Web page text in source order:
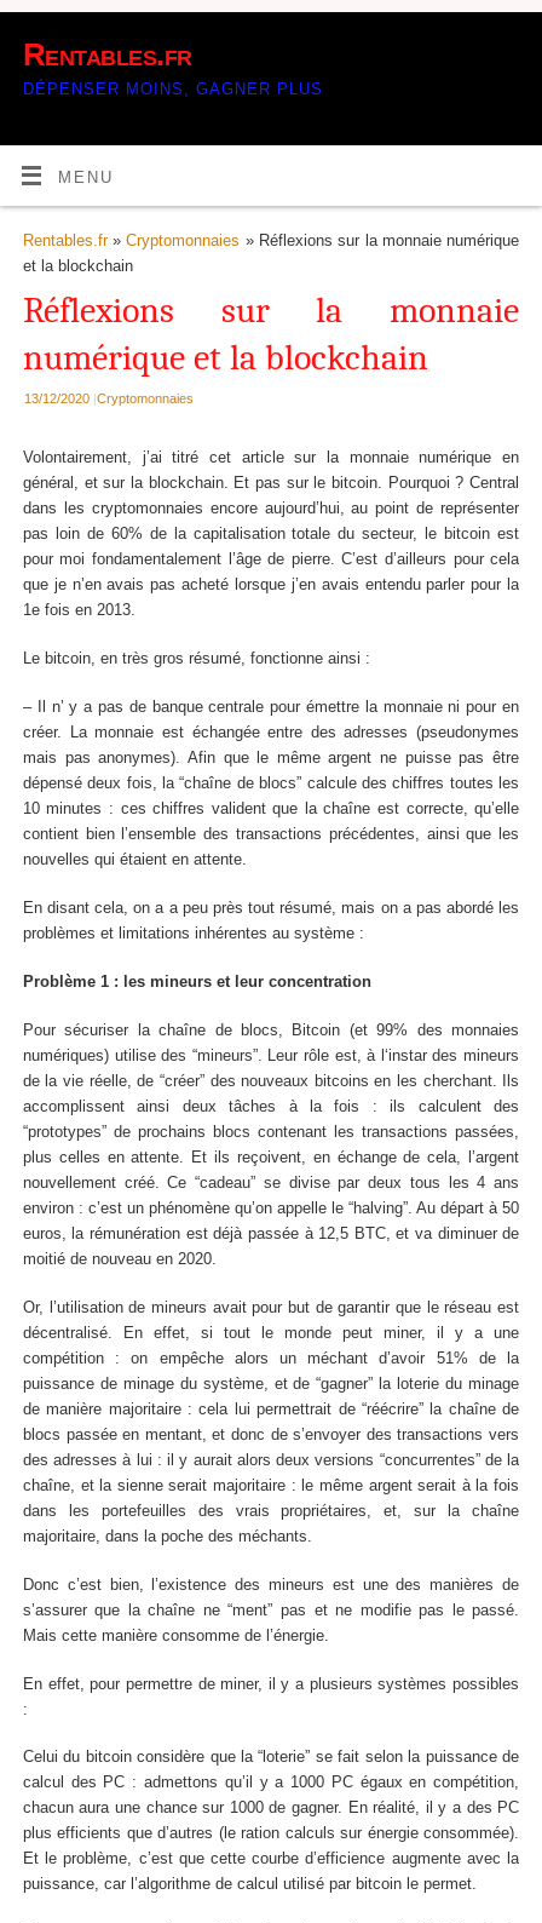
Rentables.fr
DÉPENSER MOINS, GAGNER PLUS
MENU
Rentables.fr»Cryptomonnaies » Réflexions sur la monnaie numérique
et la blockchain
Réflexions sur la monnaie
numérique et la blockchain
13/12/2020 |Cryptomonnaies
Volontairement, j’ai titré cet article sur la monnaie numérique en
général, et sur la blockchain. Et pas sur le bitcoin. Pourquoi ? Central
dans les cryptomonnaies encore aujourd’hui, au point de représenter
pas loin de 60% de la capitalisation totale du secteur, le bitcoin est
pour moi fondamentalement l’âge de pierre. C’est d’ailleurs pour cela
que je n’en avais pas acheté lorsque j’en avais entendu parler pour la
1e fois en 2013.
Le bitcoin, en très gros résumé, fonctionne ainsi :
– Il n’ y a pas de banque centrale pour émettre la monnaie ni pour en
créer. La monnaie est échangée entre des adresses (pseudonymes
mais pas anonymes). Afin que le même argent ne puisse pas être
dépensé deux fois, la “chaîne de blocs” calcule des chiffres toutes les
10 minutes : ces chiffres valident que la chaîne est correcte, qu’elle
contient bien l’ensemble des transactions précédentes, ainsi que les
nouvelles qui étaient en attente.
En disant cela, on a a peu près tout résumé, mais on a pas abordé les
problèmes et limitations inhérentes au système :
Problème 1 : les mineurs et leur concentration
Pour sécuriser la chaîne de blocs, Bitcoin (et 99% des monnaies
numériques) utilise des “mineurs”. Leur rôle est, à l‘instar des mineurs
de la vie réelle, de “créer” des nouveaux bitcoins en les cherchant. Ils
accomplissent ainsi deux tâches à la fois : ils calculent des
“prototypes” de prochains blocs contenant les transactions passées,
plus celles en attente. Et ils reçoivent, en échange de cela, l’argent
nouvellement créé. Ce “cadeau” se divise par deux tous les 4 ans
environ : c’est un phénomène qu’on appelle le “halving”. Au départ à 50
euros, la rémunération est déjà passée à 12,5 BTC, et va diminuer de
moitié de nouveau en 2020.
Or, l’utilisation de mineurs avait pour but de garantir que le réseau est
décentralisé. En effet, si tout le monde peut miner, il y a une
compétition : on empêche alors un méchant d’avoir 51% de la
puissance de minage du système, et de “gagner” la loterie du minage
de manière majoritaire : cela lui permettrait de “réécrire” la chaîne de
blocs passée en mentant, et donc de s’envoyer des transactions vers
des adresses à lui : il y aurait alors deux versions “concurrentes” de la
chaîne, et la sienne serait majoritaire : le même argent serait à la fois
dans les portefeuilles des vrais propriétaires, et, sur la chaîne
majoritaire, dans la poche des méchants.
Donc c’est bien, l’existence des mineurs est une des manières de
s’assurer que la chaîne ne “ment” pas et ne modifie pas le passé.
Mais cette manière consomme de l’énergie.
En effet, pour permettre de miner, il y a plusieurs systèmes possibles
:
Celui du bitcoin considère que la “loterie” se fait selon la puissance de
calcul des PC : admettons qu’il y a 1000 PC égaux en compétition,
chacun aura une chance sur 1000 de gagner. En réalité, il y a des PC
plus efficients que d’autres (le ration calculs sur énergie consommée).
Et le problème, c’est que cette courbe d’efficience augmente avec la
puissance, car l’algorithme de calcul utilisé par bitcoin le permet.